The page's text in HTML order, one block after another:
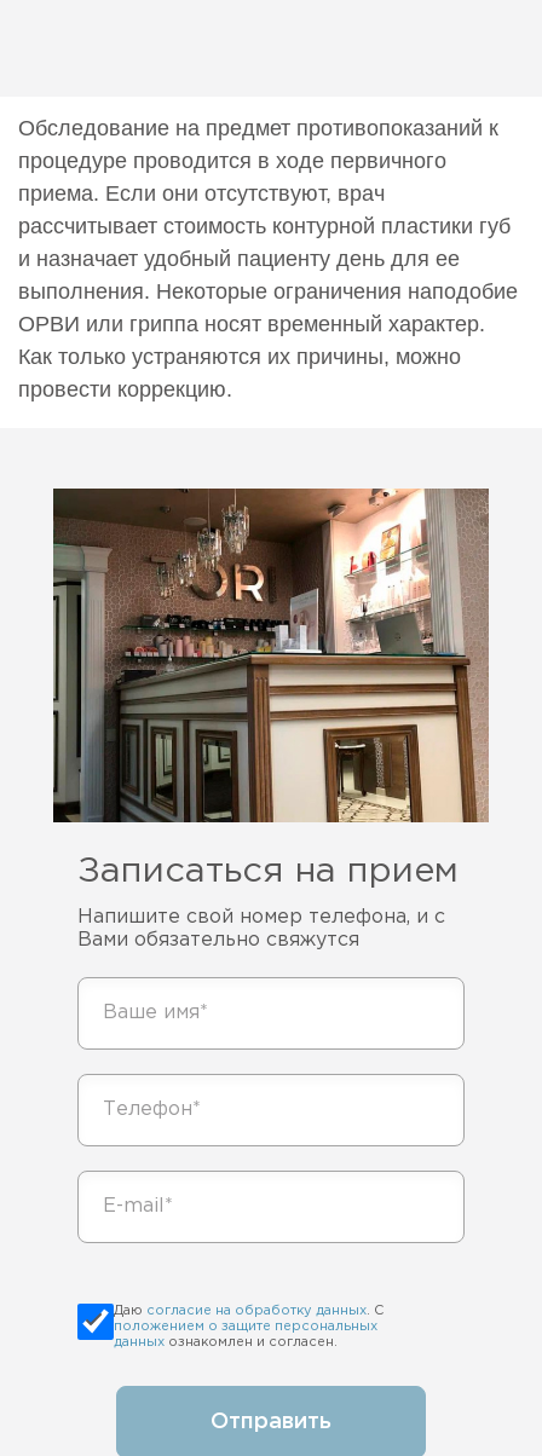
Обследование на предмет противопоказаний к
процедуре проводится в ходе первичного
приема. Если они отсутствуют, врач
рассчитывает стоимость контурной пластики губ
и назначает удобный пациенту день для ее
выполнения. Некоторые ограничения наподобие
ОРВИ или гриппа носят временный характер.
Как только устраняются их причины, можно
провести коррекцию.
Записаться на прием
Напишите свой номер телефона, и с
Вами обязательно свяжутся
Даю согласие на обработку данных. С
положением о защите персональных
данных ознакомлен и согласен.
Отправить